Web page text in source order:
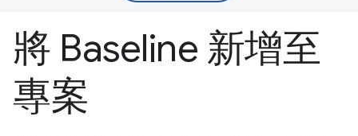
將 Baseline 新增至
專案